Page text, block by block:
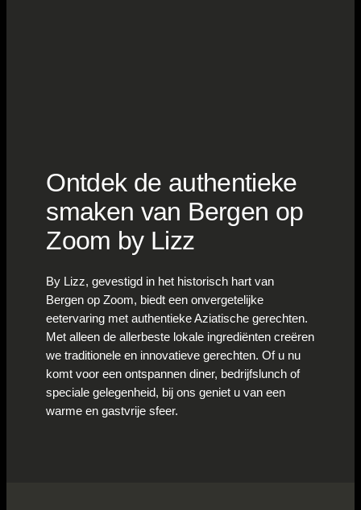
Ontdek de authentieke
smaken van Bergen op
Zoom by Lizz
By Lizz, gevestigd in het historisch hart van
Bergen op Zoom, biedt een onvergetelijke
eetervaring met authentieke Aziatische gerechten.
Met alleen de allerbeste lokale ingrediënten creëren
we traditionele en innovatieve gerechten. Of u nu
komt voor een ontspannen diner, bedrijfslunch of
speciale gelegenheid, bij ons geniet u van een
warme en gastvrije sfeer.